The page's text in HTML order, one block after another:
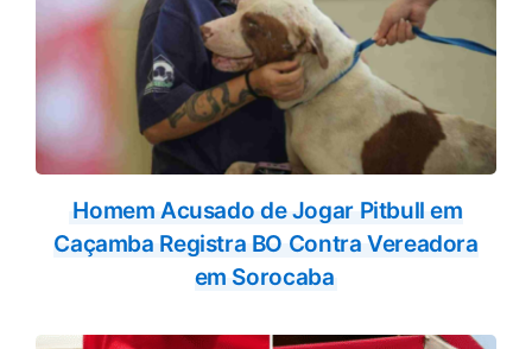
Homem Acusado de Jogar Pitbull em
Caçamba Registra BO Contra Vereadora
em Sorocaba